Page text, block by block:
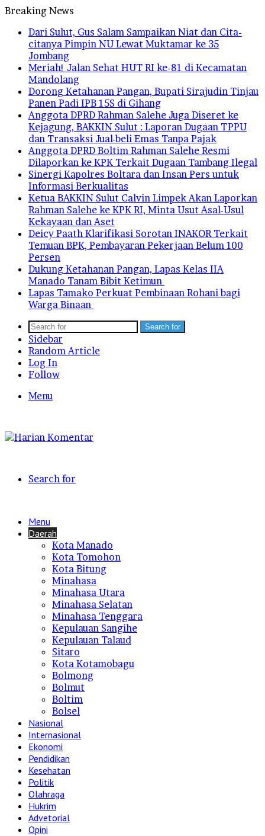
Breaking News
Dari Sulut, Gus Salam Sampaikan Niat dan Cita-
citanya Pimpin NU Lewat Muktamar ke 35
Jombang
Meriah! Jalan Sehat HUT RI ke-81 di Kecamatan
Mandolang
Dorong Ketahanan Pangan, Bupati Sirajudin Tinjau
Panen Padi IPB 15S di Gihang
Anggota DPRD Rahman Salehe Juga Diseret ke
Kejagung, BAKKIN Sulut : Laporan Dugaan TPPU
dan Transaksi Jual-beli Emas Tanpa Pajak
Anggota DPRD Boltim Rahman Salehe Resmi
Dilaporkan ke KPK Terkait Dugaan Tambang Ilegal
Sinergi Kapolres Boltara dan Insan Pers untuk
Informasi Berkualitas
Ketua BAKKIN Sulut Calvin Limpek Akan Laporkan
Rahman Salehe ke KPK RI, Minta Usut Asal-Usul
Kekayaan dan Aset
Deicy Paath Klarifikasi Sorotan INAKOR Terkait
Temuan BPK, Pembayaran Pekerjaan Belum 100
Persen
Dukung Ketahanan Pangan, Lapas Kelas IIA
Manado Tanam Bibit Ketimun
Lapas Tamako Perkuat Pembinaan Rohani bagi
Warga Binaan
Search for
Sidebar
Random Article
Log In
Follow
Menu
Search for
Menu
Daerah
Kota Manado
Kota Tomohon
Kota Bitung
Minahasa
Minahasa Utara
Minahasa Selatan
Minahasa Tenggara
Kepulauan Sangihe
Kepulauan Talaud
Sitaro
Kota Kotamobagu
Bolmong
Bolmut
Boltim
Bolsel
Nasional
Internasional
Ekonomi
Pendidikan
Kesehatan
Politik
Olahraga
Hukrim
Advetorial
Opini